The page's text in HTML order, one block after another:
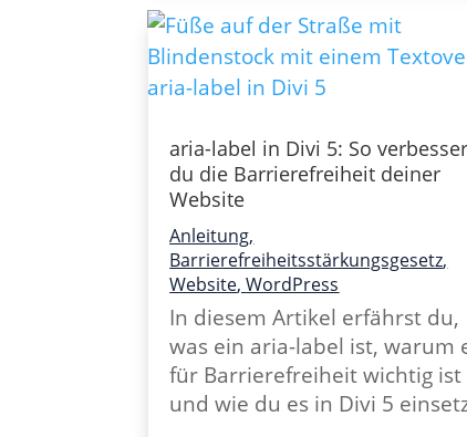
aria-label in Divi 5: So
du die Barrierefreiheit deiner
Website
Anleitung,
Barrierefreiheitsstärkungsgesetz,
Website,WordPress
In diesem Artikel erfährst du,
was ein aria-label ist, warum
für Barrierefreiheit wichtig ist
und wie du es in Divi 5